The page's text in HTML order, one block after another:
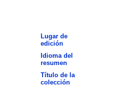
Lugar de
edición
Idioma del
resumen
Título de la
colección